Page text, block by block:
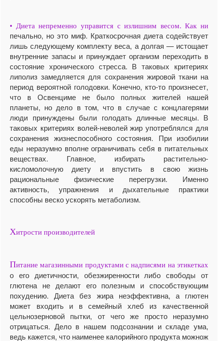
• Диета непременно управится с излишним весом. Как ни
печально, но это миф. Краткосрочная диета содействует
лишь следующему комплекту веса, а долгая — истощает
внутренние запасы и принуждает организм переходить в
состояние хронического стресса. В таковых критериях
липолиз замедляется для сохранения жировой ткани на
период вероятной голодовки. Конечно, кто-то произнесет,
что в Освенциме не было полных жителей нашей
планеты, но дело в том, что в случае с концлагерями
люди принуждены были голодать длинные месяцы. В
таковых критериях волей-неволей жир употреблялся для
сохранения жизнеспособного состояния. При изобилии
еды неразумно вполне ограничивать себя в питательных
веществах. Главное, избирать растительно-
кисломолочную диету и впустить в свою жизнь
рациональные физические перегрузки. Именно
активность, упражнения и дыхательные практики
способны веско ускорять метаболизм.
Хитрости производителей
Питание магазинными продуктами с надписями на этикетках
о его диетичности, обезжиренности либо свободы от
глютена не делают его полезным и способствующим
похудению. Диета без жира неэффективна, а глютен
может входить и в семейный хлеб из качественной
цельнозерновой пытки, от чего же просто неразумно
отрицаться. Дело в нашем подсознании и складе ума,
ведь кажется, что наименее калорийного продукта можнож